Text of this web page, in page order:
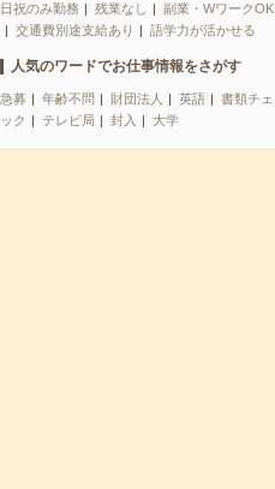
日祝のみ勤務
残業なし
副業・WワークOK
交通費別途支給あり
語学力が活かせる
人気のワードでお仕事情報をさがす
急募 年齢不問 財団法人 英語
書類チェ
ック
テレビ局 封入 大学